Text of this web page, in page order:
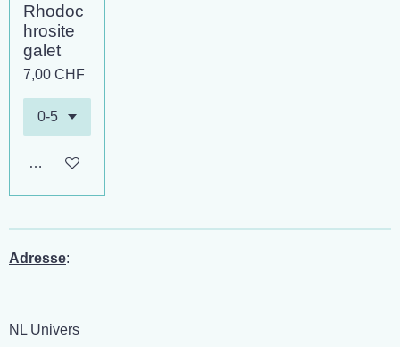
Rhodoc
hrosite
galet
7,00 CHF
Ajouter au panier
Adresse:
NL Univers